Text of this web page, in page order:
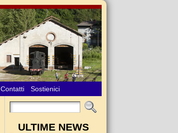
Contatti Sostienici
ULTIME NEWS